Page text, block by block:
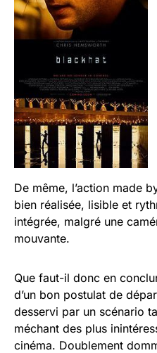
De même, l’action made
bien réalisée, lisible et
intégrée, malgré une
mouvante.
Que faut-il donc en
d’un bon postulat de
desservi par un scénario
méchant des plus
cinéma. Doublement